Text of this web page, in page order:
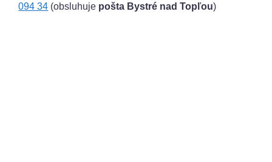
094 34 (obsluhuje pošta Bystré nad Topľou)